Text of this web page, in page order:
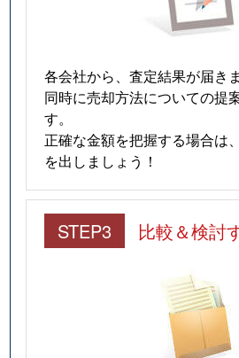
各会社から、査定結果が届きま
同時に売却方法についての提
す。
正確な金額を把握する場合は
を出しましょう！
STEP3 比較＆検討